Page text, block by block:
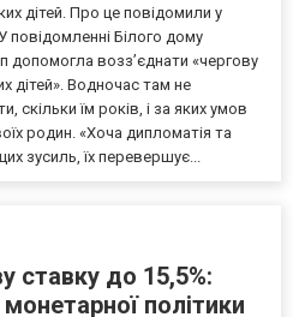
дітей. Про це повідомили у
повідомленні Білого дому
допомогла возз’єднати «чергову
дітей». Водночас там не
скільки їм років, і за яких умов
родин. «Хоча дипломатія та
зусиль, їх перевершує...
ставку до 15,5%:
політики